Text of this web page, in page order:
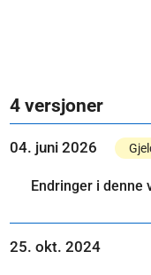
4 versjoner
04. juni 2026
Endringer i denne
25. okt. 2024